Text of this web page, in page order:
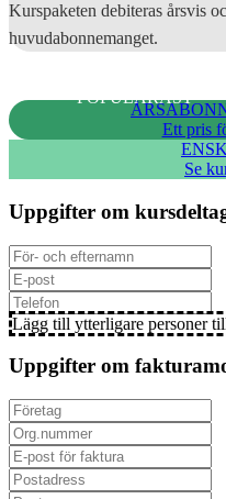
Kurspaketen debiteras årsvis
huvudabonnemanget.
POPULÄRAST
Ett pris
Se
Uppgifter om
Lägg till ytterligare personer
Uppgifter om